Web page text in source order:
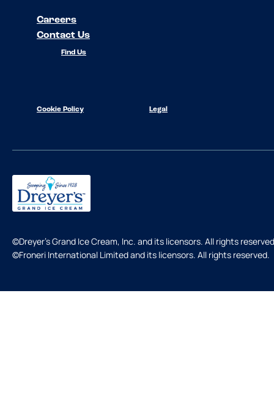
Careers
Contact Us
Find Us
Cookie Policy Legal
©Dreyer's Grand Ice Cream, Inc. and its licensors. All rights
©Froneri International Limited and its licensors. All rights reserved.